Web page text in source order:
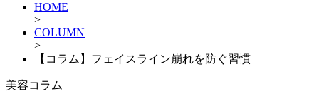
HOME
>
COLUMN
>
【コラム】フェイスライン崩れを防ぐ習慣
美容コラム